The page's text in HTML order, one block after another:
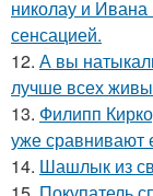
николау и
сенсацией.
12. А вы
лучше всех
13. Филипп
уже сравнивают
14. Шашлык из